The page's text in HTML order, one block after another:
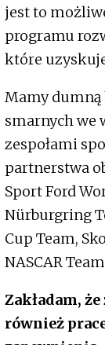
jest to
programu
które
Mamy
smarnych we
zespołami
partnerstwa
Sport Ford
Nürburgring
Cup Team,
NASCAR
Zakładam,
również